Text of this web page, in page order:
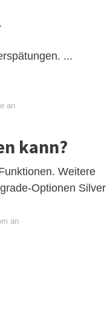
...
an
kann?
Weitere
Optionen Silver
an